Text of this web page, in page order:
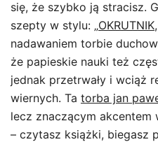
się, że szybko ją stracisz.
szepty w stylu: „OKRUTNIK
nadawaniem torbie
że papieskie nauki też
jednak przetrwały i wciąż
wiernych. Ta torba jan
lecz znaczącym akcentem
– czytasz książki, biegasz